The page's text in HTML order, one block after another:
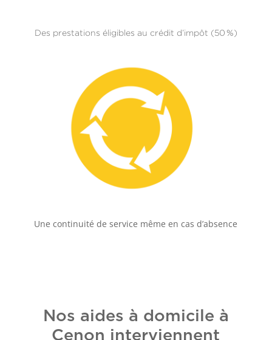
Des prestations éligibles au crédit d’impôt (50 %)
Une continuité de service même en cas d’absence
Nos aides à domicile à
Cenon interviennent